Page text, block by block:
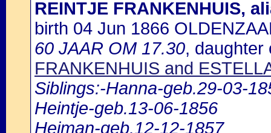
REINTJE FRANKENHUIS,
birth 04 Jun 1866
60 JAAR OM 17.30,
FRANKENHUIS and
Siblings:-Hanna-geb.29-03-
Heintje-geb.13-06-1856
Heiman-geb.12-12-1857